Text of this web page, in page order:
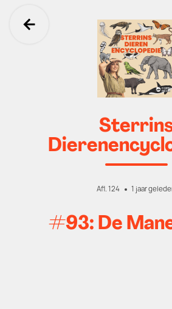
Ga terug
Afl. 124 1 jaar
#93: De